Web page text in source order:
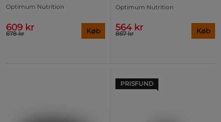
Optimum Nutrition
609 kr
678 kr Køb
Optimum Nutrition
564 kr
867 kr Køb
PRISFUND